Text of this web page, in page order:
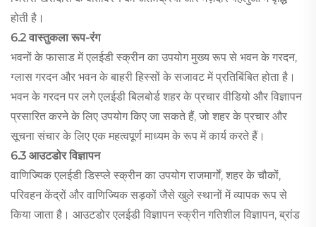
होती है।
6.2 वास्तुकला रूप-रंग
भवनों के फासाड में एलईडी स्क्रीन का उपयोग मुख्य रूप से भवन के गरदन,
ग्लास गरदन और भवन के बाहरी हिस्सों के सजावट में प्रतिबिंबित होता है।
भवन के गरदन पर लगे एलईडी बिलबोर्ड शहर के प्रचार वीडियो और विज्ञापन
प्रसारित करने के लिए उपयोग किए जा सकते हैं, जो शहर के प्रचार और
सूचना संचार के लिए एक महत्वपूर्ण माध्यम के रूप में कार्य करते हैं।
6.3 आउटडोर विज्ञापन
वाणिज्यिक एलईडी डिस्प्ले स्क्रीन का उपयोग राजमार्गों, शहर के चौकों,
परिवहन केंद्रों और वाणिज्यिक सड़कों जैसे खुले स्थानों में व्यापक रूप से
किया जाता है। आउटडोर एलईडी विज्ञापन स्क्रीन गतिशील विज्ञापन, ब्रांड